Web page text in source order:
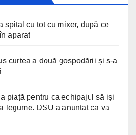
spital cu tot cu mixer, după ce
aparat
curtea a două gospodării și s-a
piață pentru ca echipajul să iși
legume. DSU a anuntat că va